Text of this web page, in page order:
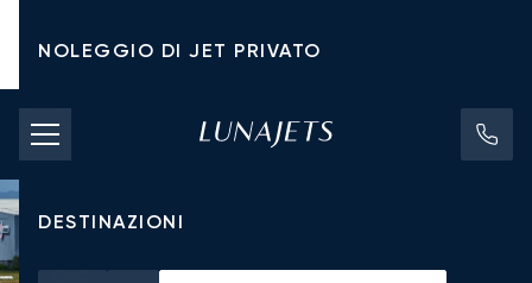
NOLEGGIO DI JET PRIVATO
TARIFFE DI NOLEGGIO
JET PRIVATI
DESTINAZIONI